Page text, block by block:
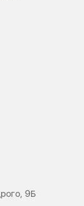
9Б